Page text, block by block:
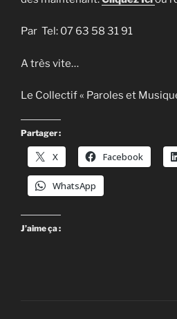
Par Tel: 07 63 58 31 91
A très vite…
Le Collectif « Paroles et
Partager :
X Facebook
WhatsApp
J’aime ça :